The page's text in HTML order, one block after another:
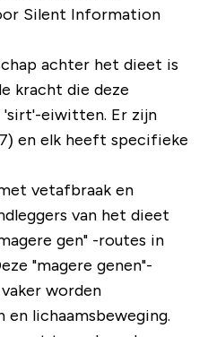
Silent Information
achter het dieet is
kracht die deze
eiwitten. Er zijn
en elk heeft specifieke
vetafbraak en
van het dieet
gen" -routes in
"magere genen"-
worden
lichaamsbeweging.